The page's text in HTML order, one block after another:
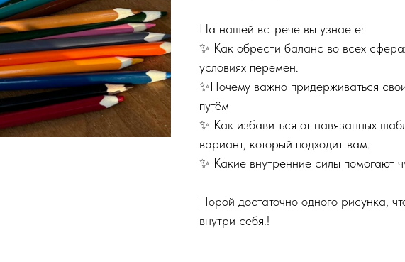
На нашей встрече вы узнаете:
✨ Как обрести баланс во всех
условиях перемен.
✨Почему важно придерживаться
путём
✨ Как избавиться от навязанных
вариант, который подходит вам.
✨ Какие внутренние силы помогают
Порой достаточно одного рисунка,
внутри себя.!